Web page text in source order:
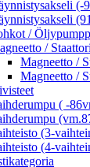
(-
/
/ Staattori
Magneetto /
Magneetto /
( -
(3-
(4-